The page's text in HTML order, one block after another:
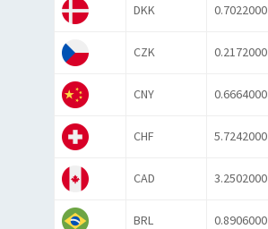
DKK 0.7022000
CZK 0.2172000
CNY 0.6664000
CHF 5.7242000
CAD 3.2502000
BRL 0.8906000